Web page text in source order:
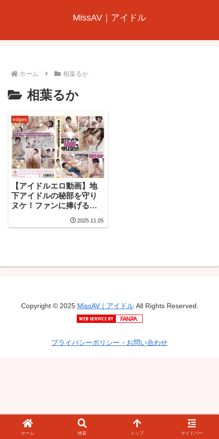
MissAV｜アイドル
ホーム 相葉るか
相葉るか
edges
【アイドルエロ動画】地
下アイドルの秘部を守り
ヌケ！ファンに捧げる秘
2025.11.05
Copyright © 2025 MissAV｜アイドルAll Rights Reserved.
プライバシーポリシー・お問い合わせ
ホーム 検索 トップ サイドバー